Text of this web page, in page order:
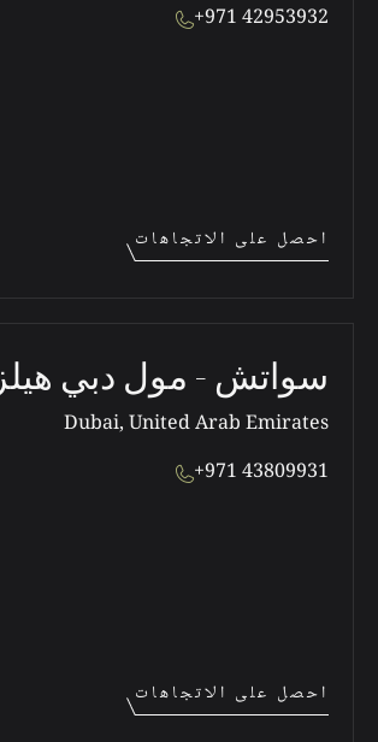
+971 42953932
احصل على الاتجاهات
سواتش - مول دبي هيلز
Dubai, United Arab Emirates
+971 43809931
احصل على الاتجاهات